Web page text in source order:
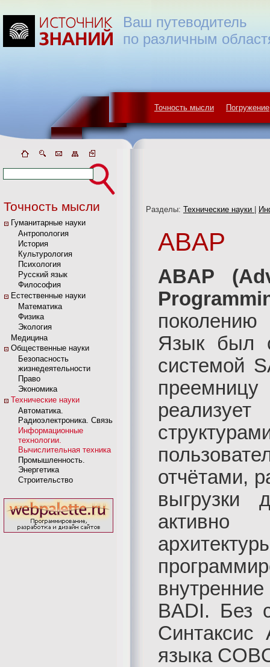
Точность мысли Погружение
Ваш путеводитель
по различным
Точность мысли
Гуманитарные науки
Антропология
История
Культурология
Психология
Русский язык
Философия
Естественные науки
Математика
Физика
Экология
Медицина
Общественные науки
Безопасность
жизнедеятельности
Право
Экономика
Технические науки
Автоматика.
Радиоэлектроника. Связь
Информационные
технологии.
Вычислительная техника
Промышленность.
Энергетика
Строительство
Разделы: Технические науки
ABAP
ABAP
Язык был
системой
отчётами,
выгрузки
активно
BADI. Без
Синтаксис
языка